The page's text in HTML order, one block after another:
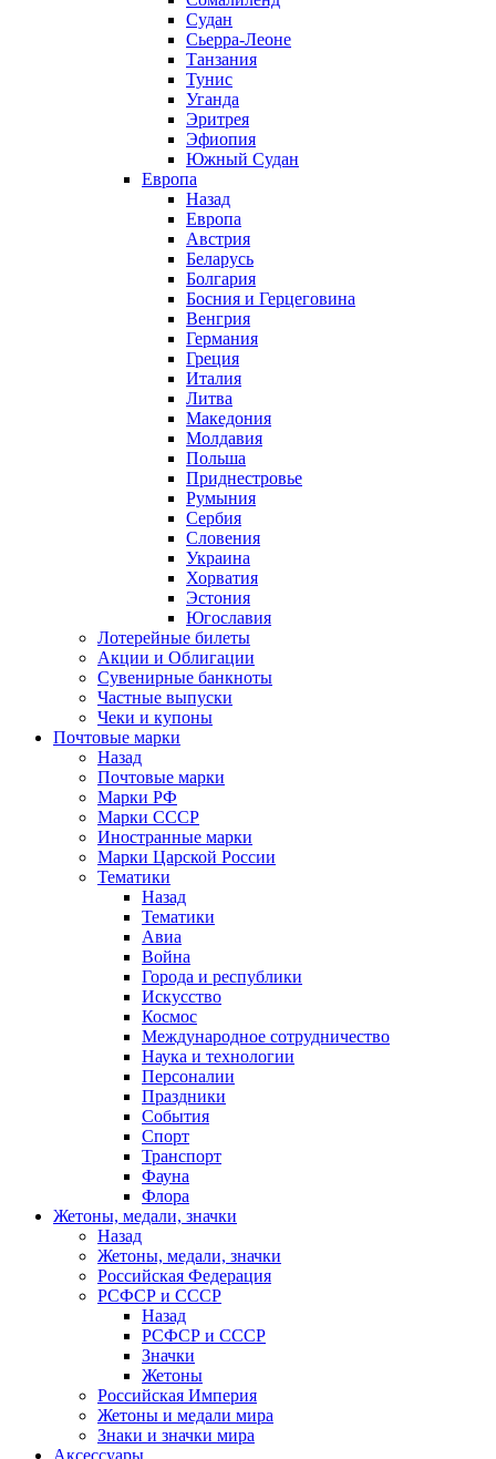
Судан
Сьерра-Леоне
Танзания
Тунис
Уганда
Эритрея
Эфиопия
Южный Судан
Европа
Назад
Европа
Австрия
Беларусь
Болгария
Босния и Герцеговина
Венгрия
Германия
Греция
Италия
Литва
Македония
Молдавия
Польша
Приднестровье
Румыния
Сербия
Словения
Украина
Хорватия
Эстония
Югославия
Лотерейные билеты
Акции и Облигации
Сувенирные банкноты
Частные выпуски
Чеки и купоны
Почтовые марки
Назад
Почтовые марки
Марки РФ
Марки СССР
Иностранные марки
Марки Царской России
Тематики
Назад
Тематики
Авиа
Война
Города и республики
Искусство
Космос
Международное сотрудничество
Наука и технологии
Персоналии
Праздники
События
Спорт
Транспорт
Фауна
Флора
Жетоны, медали, значки
Назад
Жетоны, медали, значки
Российская Федерация
РСФСР и СССР
Назад
РСФСР и СССР
Значки
Жетоны
Российская Империя
Жетоны и медали мира
Знаки и значки мира
Аксессуары